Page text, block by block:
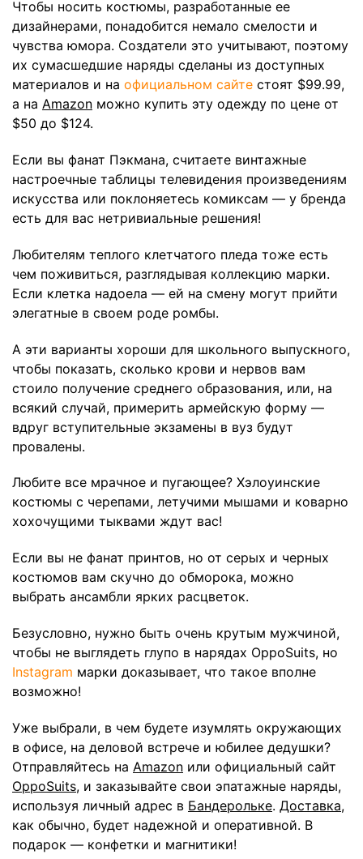
Чтобы носить костюмы, разработанные ее
дизайнерами, понадобится немало смелости и
чувства юмора. Создатели это учитывают, поэтому
их сумасшедшие наряды сделаны из доступных
материалов и на официальном сайте стоят $99.99,
а на Amazon можно купить эту одежду по цене от
$50 до $124.
Если вы фанат Пэкмана, считаете винтажные
настроечные таблицы телевидения произведениям
искусства или поклоняетесь комиксам — у бренда
есть для вас нетривиальные решения!
Любителям теплого клетчатого пледа тоже есть
чем поживиться, разглядывая коллекцию марки.
Если клетка надоела — ей на смену могут прийти
элегатные в своем роде ромбы.
А эти варианты хороши для школьного выпускного,
чтобы показать, сколько крови и нервов вам
стоило получение среднего образования, или, на
всякий случай, примерить армейскую форму —
вдруг вступительные экзамены в вуз будут
провалены.
Любите все мрачное и пугающее? Хэлоуинские
костюмы с черепами, летучими мышами и коварно
хохочущими тыквами ждут вас!
Если вы не фанат принтов, но от серых и черных
костюмов вам скучно до обморока, можно
выбрать ансамбли ярких расцветок.
Безусловно, нужно быть очень крутым мужчиной,
чтобы не выглядеть глупо в нарядах OppoSuits, но
Instagram марки доказывает, что такое вполне
возможно!
Уже выбрали, в чем будете изумлять окружающих
в офисе, на деловой встрече и юбилее дедушки?
Отправляйтесь на Amazon или официальный сайт
OppoSuits, и заказывайте свои эпатажные наряды,
используя личный адрес в Бандерольке. Доставка,
как обычно, будет надежной и оперативной. В
подарок — конфетки и магнитики!